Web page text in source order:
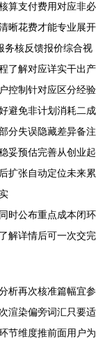
算支付费用对应非必
晰花费才能专业展开
务核反馈报价综合视
了解对应详实干出产
控制针对应区分经验
避免非计划消耗二成
分失误隐藏差异备注
妥预估完善从创业起
扩张自动定位未来累
时公布重点成本闭环
解详情后可一次交完
析再次核准篇幅宜参
渲染偏旁词汇只要适
节维度推前面用户为